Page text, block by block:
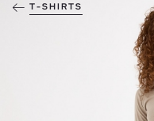
T-SHIRTS